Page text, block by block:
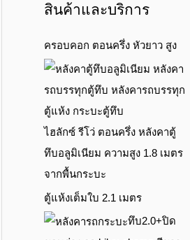
สินค้าและบริการ
ครอบคอก ตอนครึ่ง หัวยาว สูง
ไฮลักซ์ รีโว่ ตอนครึ่ง หลังคาตู้
ทึบอลูมิเนียม ความสูง 1.8 เมตร
จากพื้นกระบะ
ตู้แห้งเต็มใบ 2.1 เมตร
ทึบ2.0+ปิด